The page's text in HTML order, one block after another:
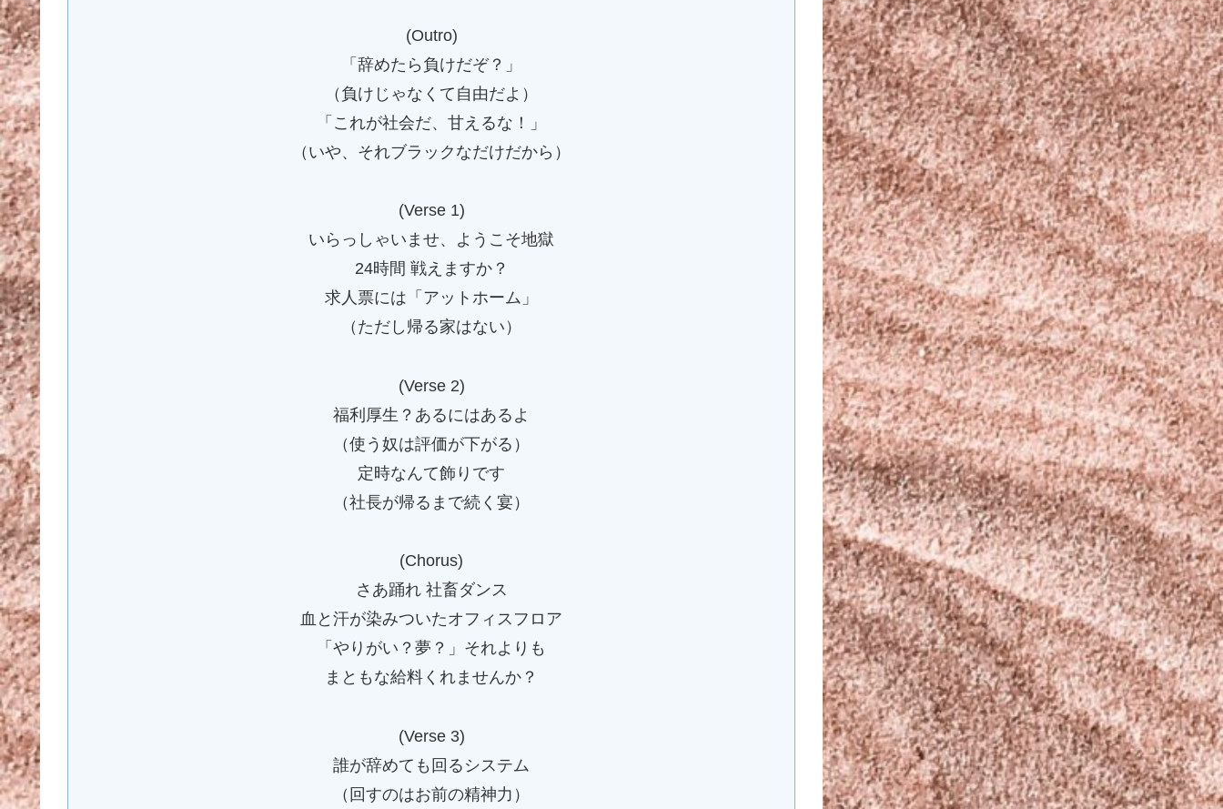
(Outro)
「辞めたら負けだぞ？」
（負けじゃなくて自由だよ）
「これが社会だ、甘えるな！」
（いや、それブラックなだけだから）
(Verse 1)
いらっしゃいませ、ようこそ地獄
24時間 戦えますか？
求人票には「アットホーム」
（ただし帰る家はない）
(Verse 2)
福利厚生？あるにはあるよ
（使う奴は評価が下がる）
定時なんて飾りです
（社長が帰るまで続く宴）
(Chorus)
さあ踊れ 社畜ダンス
血と汗が染みついたオフィスフロア
「やりがい？夢？」それよりも
まともな給料くれませんか？
(Verse 3)
誰が辞めても回るシステム
（回すのはお前の精神力）